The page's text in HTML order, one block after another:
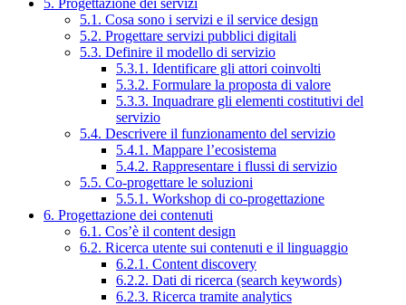
5. Progettazione dei servizi
5.1. Cosa sono i servizi e il service design
5.2. Progettare servizi pubblici digitali
5.3. Definire il modello di servizio
5.3.1. Identificare gli attori coinvolti
5.3.2. Formulare la proposta di valore
5.3.3. Inquadrare gli elementi costitutivi del
servizio
5.4. Descrivere il funzionamento del servizio
5.4.1. Mappare l’ecosistema
5.4.2. Rappresentare i flussi di servizio
5.5. Co-progettare le soluzioni
5.5.1. Workshop di co-progettazione
6. Progettazione dei contenuti
6.1. Cos’è il content design
6.2. Ricerca utente sui contenuti e il linguaggio
6.2.1. Content discovery
6.2.2. Dati di ricerca (search keywords)
6.2.3. Ricerca tramite analytics